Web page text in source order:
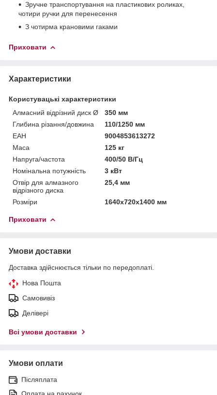
Зручне транспортування на пластикових роликах,
чотири ручки для перенесення
З чотирма крановими гаками
Приховати
Характеристики
Користувацькі характеристики
Алмасний відрізний диск Ø
350 мм
Глибина різання/довжина
110/1250 мм
ЕАН
9004853613272
Маса
125 кг
Напруга/частота
400/50 В/Гц
Номінальна потужність
3 кВт
Отвір для алмазного
відрізного диска
25,4 мм
Розміри 1640х720х1400 мм
Приховати
Умови доставки
Доставка здійснюється тільки по передоплаті.
Нова Пошта
Самовивіз
Делівері
Всі умови доставки
Умови оплати
Післяплата
Оплата на рахунок